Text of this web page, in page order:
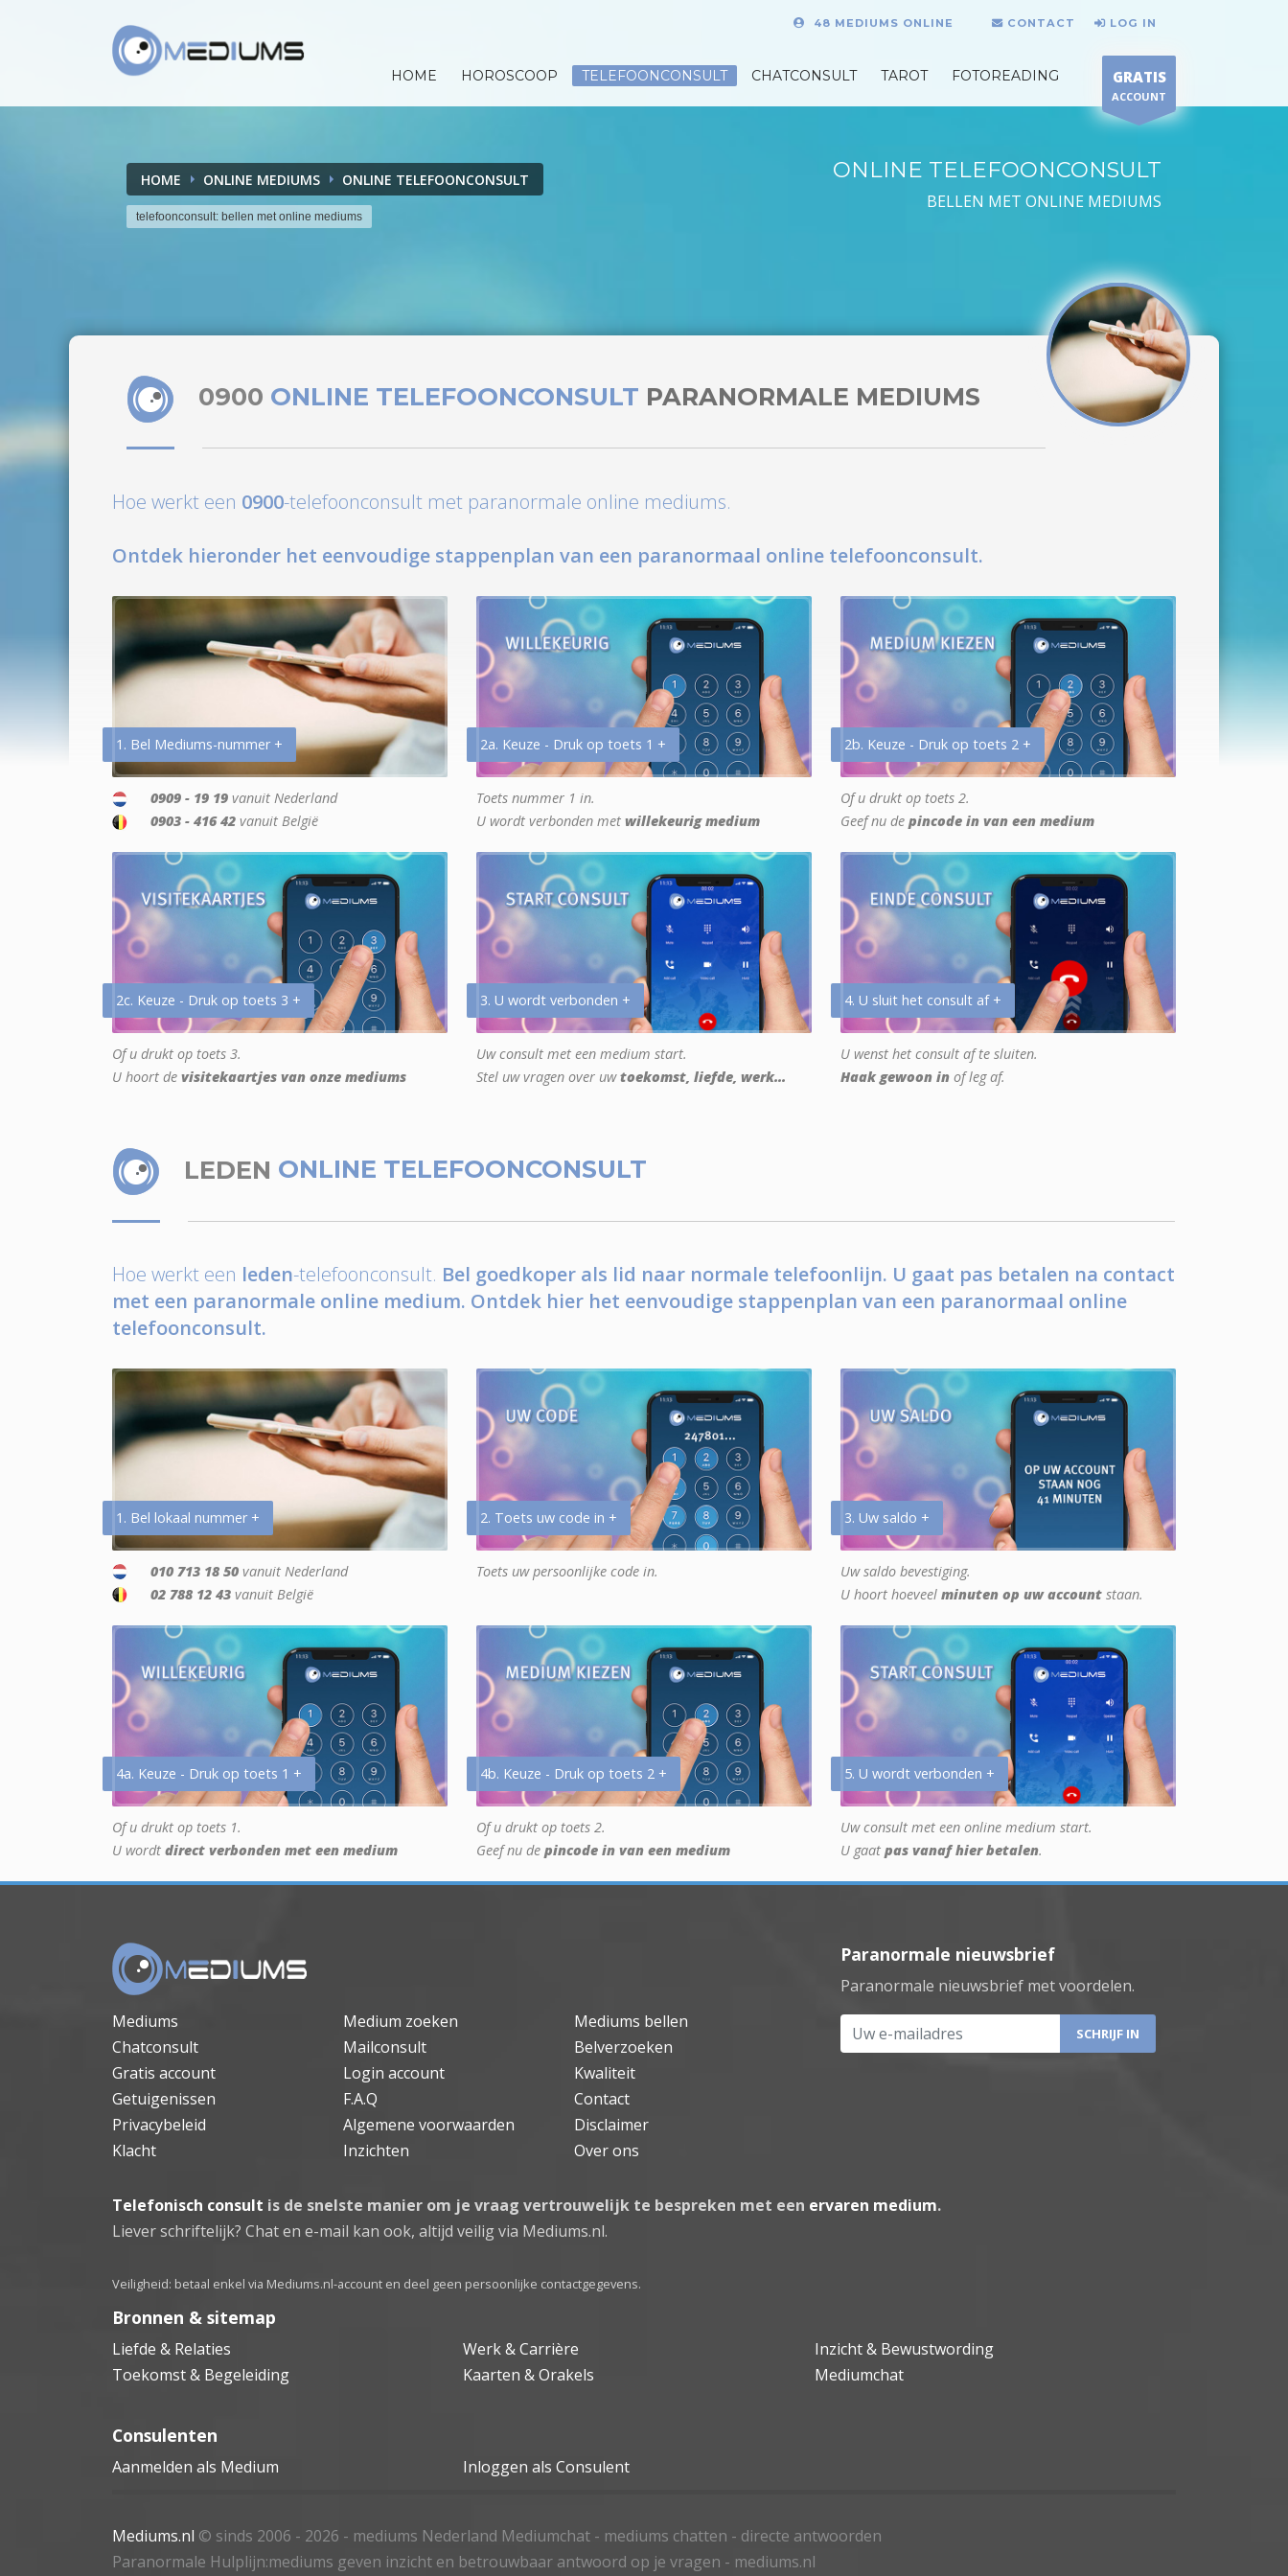
48 MEDIUMS ONLINE CONTACT LOG IN
HOME HOROSCOOP TELEFOONCONSULT CHATCONSULT TAROT FOTOREADING GRATIS
ACCOUNT
HOME ONLINE MEDIUMS ONLINE TELEFOONCONSULT
telefoonconsult: bellen met online mediums
ONLINE TELEFOONCONSULT
BELLEN MET ONLINE MEDIUMS
0900 ONLINE TELEFOONCONSULT PARANORMALE MEDIUMS
Hoe werkt een 0900-telefoonconsult met paranormale online mediums.
Ontdek hieronder het eenvoudige stappenplan van een paranormaal online telefoonconsult.
1. Bel Mediums-nummer +
0909 - 19 19 vanuit Nederland
0903 - 416 42 vanuit België
2a. Keuze - Druk op toets 1 +
Toets nummer 1 in.
U wordt verbonden met willekeurig medium
2b. Keuze - Druk op toets 2 +
Of u drukt op toets 2.
Geef nu de pincode in van een medium
2c. Keuze - Druk op toets 3 +
Of u drukt op toets 3.
U hoort de visitekaartjes van onze mediums
3. U wordt verbonden +
Uw consult met een medium start.
Stel uw vragen over uwtoekomst, liefde, werk...
4. U sluit het consult af +
U wenst het consult af te sluiten.
Haak gewoon in of leg af.
LEDEN ONLINE TELEFOONCONSULT
Hoe werkt een leden-telefoonconsult. Bel goedkoper als lid naar normale telefoonlijn. U gaat pas betalen na contact
met een paranormale online medium. Ontdek hier het eenvoudige stappenplan van een paranormaal online
telefoonconsult.
1. Bel lokaal nummer +
010 713 18 50 vanuit Nederland
02 788 12 43 vanuit België
2. Toets uw code in +
Toets uw persoonlijke code in.
3. Uw saldo +
Uw saldo bevestiging.
U hoort hoeveel minuten op uw account staan.
4a. Keuze - Druk op toets 1 +
Of u drukt op toets 1.
U wordt direct verbonden met een medium
4b. Keuze - Druk op toets 2 +
Of u drukt op toets 2.
Geef nu de pincode in van een medium
5. U wordt verbonden +
Uw consult met een online medium start.
U gaat pas vanaf hier betalen.
Mediums Medium zoeken
Mediums bellen
Chatconsult
Mailconsult
Belverzoeken
Gratis account
Login account
Kwaliteit
Getuigenissen
F.A.Q
Contact
Privacybeleid
Algemene voorwaarden
Disclaimer
Klacht
Inzichten Over ons
Paranormale nieuwsbrief
Paranormale nieuwsbrief met voordelen.
Uw e-mailadres
Telefonisch consult is de snelste manier om je vraag vertrouwelijk te bespreken met een ervaren medium.
Liever schriftelijk? Chat en e-mail kan ook, altijd veilig via Mediums.nl.
Veiligheid: betaal enkel via Mediums.nl-account en deel geen persoonlijke contactgegevens.
Bronnen & sitemap
Liefde & Relaties Werk & Carrière
Inzicht & Bewustwording
Toekomst & Begeleiding
Kaarten & Orakels Mediumchat
Consulenten
Aanmelden als Medium Inloggen als Consulent
Mediums.nl © sinds 2006 - 2026 - mediums Nederland Mediumchat - mediums chatten - directe antwoorden
Paranormale Hulplijn:mediums geven inzicht en betrouwbaar antwoord op je vragen - mediums.nl